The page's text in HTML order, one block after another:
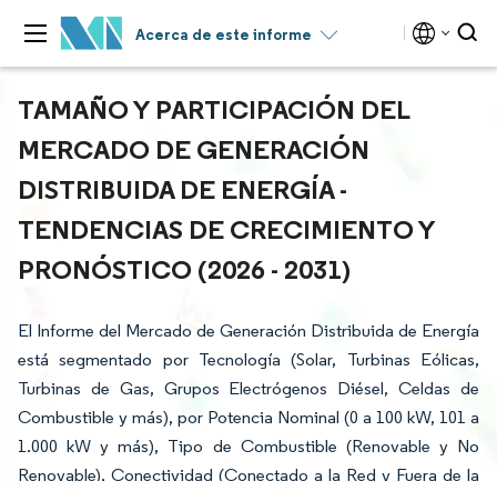
Acerca de este informe
TAMAÑO Y PARTICIPACIÓN DEL
MERCADO DE GENERACIÓN
DISTRIBUIDA DE ENERGÍA -
TENDENCIAS DE CRECIMIENTO Y
PRONÓSTICO (2026 - 2031)
El Informe del Mercado de Generación Distribuida de Energía
está segmentado por Tecnología (Solar, Turbinas Eólicas,
Turbinas de Gas, Grupos Electrógenos Diésel, Celdas de
Combustible y más), por Potencia Nominal (0 a 100 kW, 101 a
1.000 kW y más), Tipo de Combustible (Renovable y No
Renovable), Conectividad (Conectado a la Red y Fuera de la